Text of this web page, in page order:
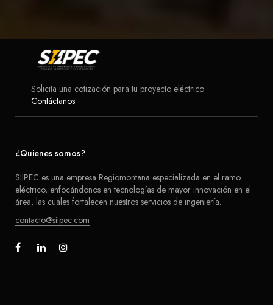
Solicita una cotización para tu proyecto eléctrico
Contáctanos
¿Quienes somos?
SIIPEC es una empresa Regiomontana especializada en el ramo
eléctrico, enfocándonos en tecnologías de mayor innovación en el
área, las cuales fortalecen nuestros servicios de ingeniería.
contacto@siipec.com